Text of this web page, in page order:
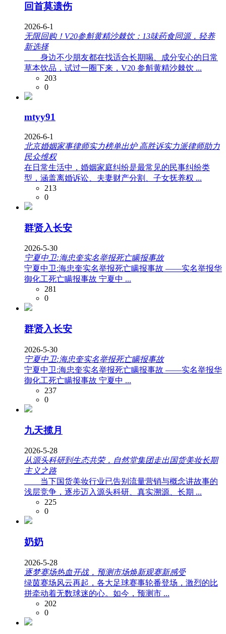
回首莫遗伤
2026-6-1
无限回购！V20参斛黄精沙棘饮：13味药食同源，轻养
新选择
身边不少朋友都在找适合长期喝、成分安心的日常
草本饮品，试过一圈下来，V20 参斛黄精沙棘饮 ...
203
0
mtyy91
2026-6-1
北京婚姻家事律师实力榜单出炉 高胜诉实力派律师助力
民众维权
在日常生活中，婚姻家庭纠纷是最常见的民事纠纷类
型，涵盖离婚诉讼、夫妻财产分割、子女抚养权 ...
213
0
群贤入长安
2026-5-30
宁夏中卫:海忠奎实名举报死亡瞒报事故
宁夏中卫:海忠奎实名举报死亡瞒报事故 ——实名举报华
御化工死亡瞒报事故 宁夏中 ...
281
0
群贤入长安
2026-5-30
宁夏中卫:海忠奎实名举报死亡瞒报事故
宁夏中卫:海忠奎实名举报死亡瞒报事故 ——实名举报华
御化工死亡瞒报事故 宁夏中 ...
237
0
九天揽月
2026-5-28
从源头科研到生态共荣，自然堂集团走出国货美妆长期
主义之路
当下国货美妆行业已告别流量营销与概念讲故事的
浅层竞争，逐步迈入源头科研、真实溯源、长期 ...
225
0
奶奶
2026-5-28
逐梦赛场热血开战，预测市场焕新观赛新感受
绿茵赛场风云再起，各大足球赛事轮番登场，激烈的比
拼牵动着无数球迷的心。如今，预测市 ...
202
0